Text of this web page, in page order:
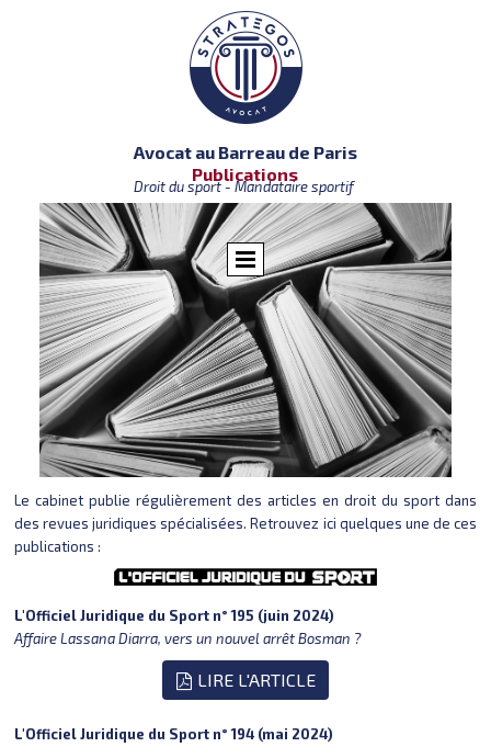
Avocat au Barreau de Paris
Droit du sport - Mandataire sportif
Publications
Le cabinet publie régulièrement des articles en droit du sport dans
des revues juridiques spécialisées. Retrouvez ici quelques une de ces
publications :
L'Officiel Juridique du Sport n° 195 (juin 2024)
Affaire Lassana Diarra, vers un nouvel arrêt Bosman ?
 LIRE L'ARTICLE
L'Officiel Juridique du Sport n° 194 (mai 2024)